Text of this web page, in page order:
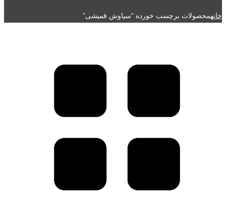
خانهمحصولات برچسب خورده “سیاوش قمیشی”